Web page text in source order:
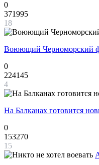
0
371995
18
Воюющий Черноморский
0
224145
4
На Балканах готовится
0
153270
15